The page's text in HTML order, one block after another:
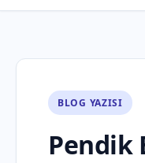
BLOG YAZISI
Pendik